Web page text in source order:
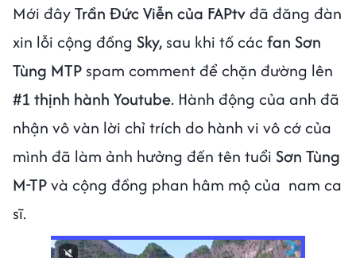
Mới đâyTrần Đức Viễn của FAPtvđã đăng đàn
xin lỗi cộng đồng Sky, sau khi tố các fan Sơn
Tùng MTP spam comment để chặn đường lên
#1 thịnh hành Youtube. Hành động của anh đã
nhận vô vàn lời chỉ trích do hành vi vô cớ của
mình đã làm ảnh hưởng đến tên tuổi Sơn Tùng
M-TPvà cộng đồng phan hâm mộ của nam ca
sĩ.